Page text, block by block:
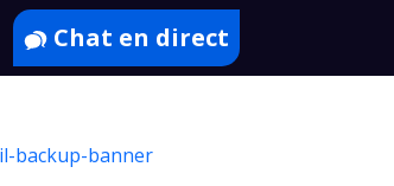
Chat en direct